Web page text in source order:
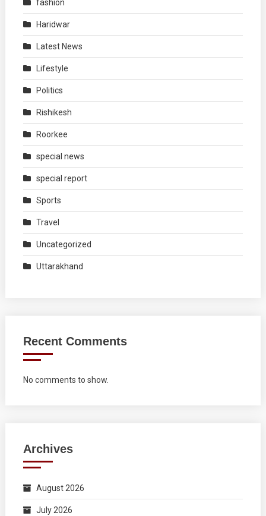
fashion
Haridwar
Latest News
Lifestyle
Politics
Rishikesh
Roorkee
special news
special report
Sports
Travel
Uncategorized
Uttarakhand
Recent Comments
No comments to show.
Archives
August 2026
July 2026